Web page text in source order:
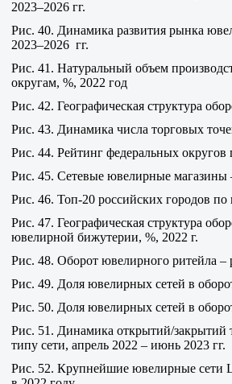
2023–2026 гг.
Рис. 40. Динамика развития рынка
2023–2026 гг.
Рис. 41. Натуральный объем
округам, %, 2022 год
Рис. 42. Географическая структура
Рис. 43. Динамика числа торговых
Рис. 44. Рейтинг федеральных
Рис. 45. Сетевые ювелирные магазины
Рис. 46. Топ-20 российских городов
Рис. 47. Географическая структура
ювелирной бижутерии, %, 2022 г.
Рис. 48. Оборот ювелирного ритейла –
Рис. 49. Доля ювелирных сетей в
Рис. 50. Доля ювелирных сетей в
Рис. 51. Динамика открытий/закрытий
типу сети, апрель 2022 – июнь 2023 гг.
Рис. 52. Крупнейшие ювелирные сети